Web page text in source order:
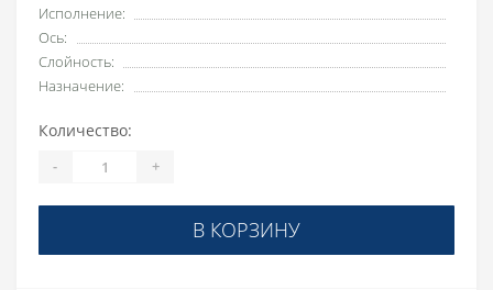
Исполнение:
Ось:
Слойность:
Назначение:
Количество:
- +
В КОРЗИНУ